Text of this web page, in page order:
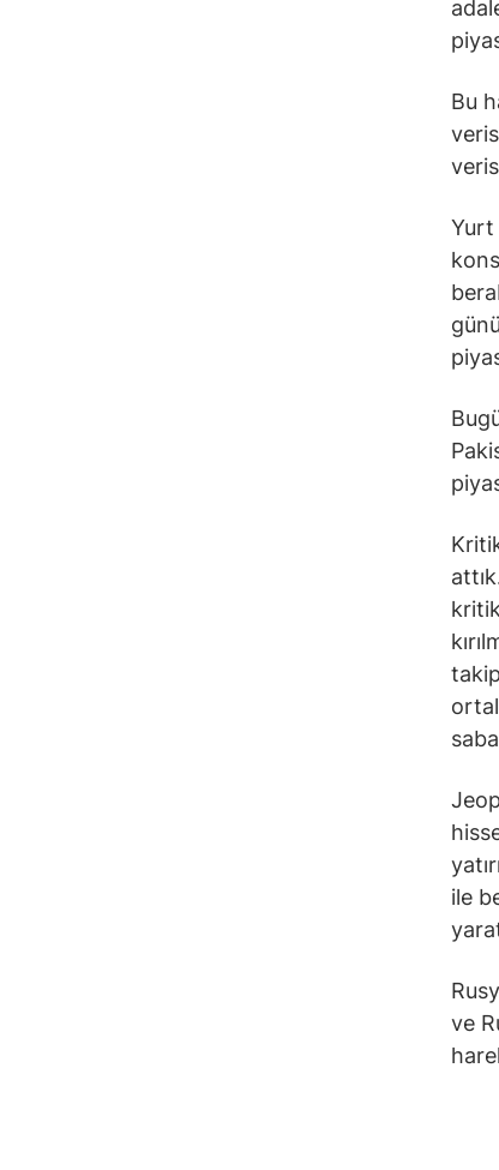
Bu
Yurt
ile
ve